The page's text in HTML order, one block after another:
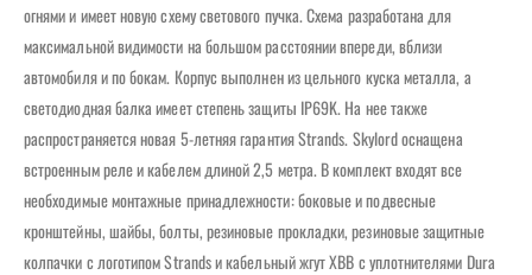
огнями и имеет новую схему светового пучка. Схема разработана для
максимальной видимости на большом расстоянии впереди, вблизи
автомобиля и по бокам. Корпус выполнен из цельного куска металла, а
светодиодная балка имеет степень защиты IP69K. На нее также
распространяется новая 5-летняя гарантия Strands. Skylord оснащена
встроенным реле и кабелем длиной 2,5 метра. В комплект входят все
необходимые монтажные принадлежности: боковые и подвесные
кронштейны, шайбы, болты, резиновые прокладки, резиновые защитные
колпачки с логотипом Strands и кабельный жгут XBB с уплотнителями Dura